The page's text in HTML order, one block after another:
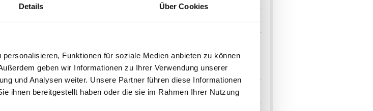
Details Über Cookies
Funktionen für soziale Medien anbieten zu können
geben wir Informationen zu Ihrer Verwendung unserer
und Analysen weiter. Unsere Partner führen diese Informationen
ihnen bereitgestellt haben oder die sie im Rahmen Ihrer Nutzung
Dezember 2026
Oktober 2026
September 2026